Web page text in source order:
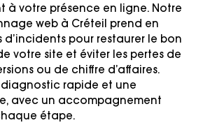
à votre présence en ligne. Notre
web à Créteil prend en
pour restaurer le bon
votre site et éviter les pertes de
ou de chiffre d’affaires.
diagnostic rapide et une
avec un accompagnement
étape.